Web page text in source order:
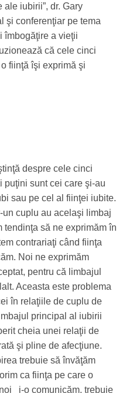
ale iubirii”, dr. Gary
şi conferenţiar pe tema
îmbogăţire a vieţii
că cele cinci
fiinţă îşi exprimă şi
despre cele cinci
puţini sunt cei care şi-au
sau pe cel al fiinţei iubite.
cuplu au acelaşi limbaj
să ne exprimăm în
contrariaţi când fiinţa
Noi ne exprimăm
pentru că limbajul
Aceasta este problema
în relaţiile de cuplu de
principal al iubirii
cheia unei relaţii de
şi pline de afecţiune.
trebuie să învăţăm
ca fiinţa pe care o
i-o comunicăm, trebuie